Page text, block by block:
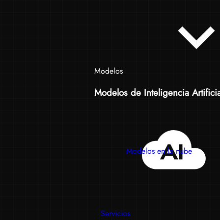
Modelos
Modelos de Inteligencia
Modelos en la nube
Servicios